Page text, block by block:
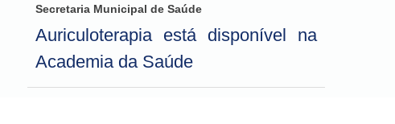
Secretaria Municipal de Saúde
Auriculoterapia está disponível na
Academia da Saúde